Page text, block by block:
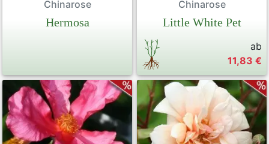
Chinarose
Hermosa
Chinarose
Little White Pet
ab
11,83 €